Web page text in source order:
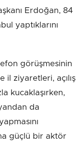
Erdoğan, 84
yaptıklarını
görüşmesinin
il ziyaretleri, açılış
kucaklaşırken,
da
güçlü bir aktör